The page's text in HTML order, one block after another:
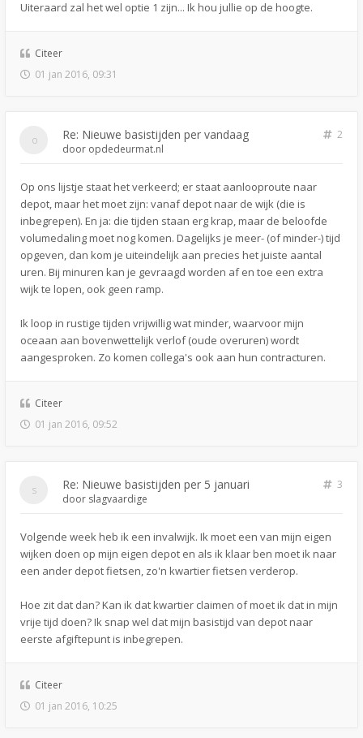
Uiteraard zal het wel optie 1 zijn... Ik hou jullie op de hoogte.
Citeer
01 jan 2016, 09:31
Re: Nieuwe basistijden per vandaag
2
door opdedeurmat.nl
Op ons lijstje staat het verkeerd; er staat aanlooproute naar
depot, maar het moet zijn: vanaf depot naar de wijk (die is
inbegrepen). En ja: die tijden staan erg krap, maar de beloofde
volumedaling moet nog komen. Dagelijks je meer- (of minder-) tijd
opgeven, dan kom je uiteindelijk aan precies het juiste aantal
uren. Bij minuren kan je gevraagd worden af en toe een extra
wijk te lopen, ook geen ramp.
Ik loop in rustige tijden vrijwillig wat minder, waarvoor mijn
oceaan aan bovenwettelijk verlof (oude overuren) wordt
aangesproken. Zo komen collega's ook aan hun contracturen.
Citeer
01 jan 2016, 09:52
Re: Nieuwe basistijden per 5 januari
3
door slagvaardige
Volgende week heb ik een invalwijk. Ik moet een van mijn eigen
wijken doen op mijn eigen depot en als ik klaar ben moet ik naar
een ander depot fietsen, zo'n kwartier fietsen verderop.
Hoe zit dat dan? Kan ik dat kwartier claimen of moet ik dat in mijn
vrije tijd doen? Ik snap wel dat mijn basistijd van depot naar
eerste afgiftepunt is inbegrepen.
Citeer
01 jan 2016, 10:25